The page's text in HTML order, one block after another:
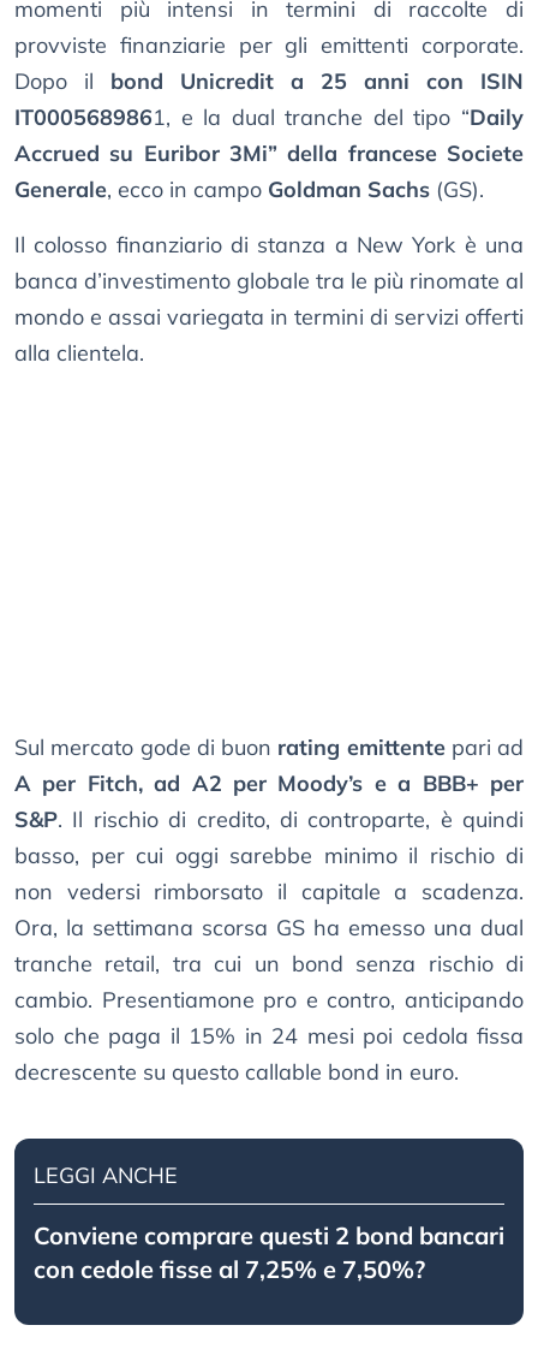
momenti più intensi in termini di raccolte di
provviste finanziarie per gli emittenti corporate.
Dopo il bond Unicredit a 25 anni con ISIN
IT0005689861, e la dual tranche del tipo “Daily
Accrued su Euribor 3Mi” della francese Societe
Generale, ecco in campo Goldman Sachs (GS).
Il colosso finanziario di stanza a New York è una
banca d’investimento globale tra le più rinomate al
mondo e assai variegata in termini di servizi offerti
alla clientela.
Sul mercato gode di buon rating emittentepari ad
A per Fitch, ad A2 per Moody’s e a BBB+ per
S&P. Il rischio di credito, di controparte, è quindi
basso, per cui oggi sarebbe minimo il rischio di
non vedersi rimborsato il capitale a scadenza.
Ora, la settimana scorsa GS ha emesso una dual
tranche retail, tra cui un bond senza rischio di
cambio. Presentiamone pro e contro, anticipando
solo che paga il 15% in 24 mesi poi cedola fissa
decrescente su questo callable bond in euro.
LEGGI ANCHE
Conviene comprare questi 2 bond bancari
con cedole fisse al 7,25% e 7,50%?